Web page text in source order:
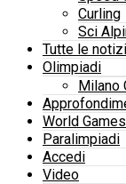
Curling
Sci
Tutte le
Olimpiadi
Milano
World Games
Paralimpiadi
Accedi
Video